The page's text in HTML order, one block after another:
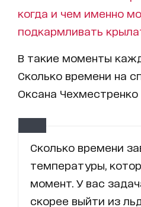
когда и чем именно
подкармливать
В такие моменты
Сколько времени на
Оксана Чехместренко
Сколько времени
температуры,
момент. У вас
скорее выйти из